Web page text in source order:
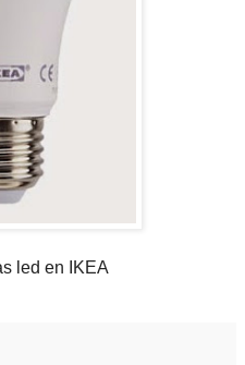
led en IKEA